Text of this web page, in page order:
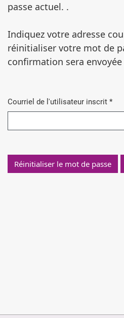
passe actuel. .
Indiquez votre adresse
réinitialiser votre mot de
confirmation sera
Courriel de l'utilisateur inscrit *
Obligatoire
Réinitialiser le mot de passe